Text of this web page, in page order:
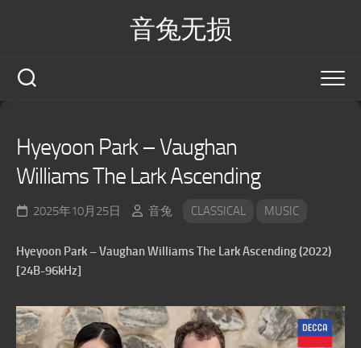
音兔无损
Hyeyoon Park – Vaughan
Williams The Lark Ascending
2025年10月25日 音兔 CLASSICAL MUSIC
Hyeyoon Park – Vaughan Williams The Lark Ascending (2022)
[24B-96kHz]